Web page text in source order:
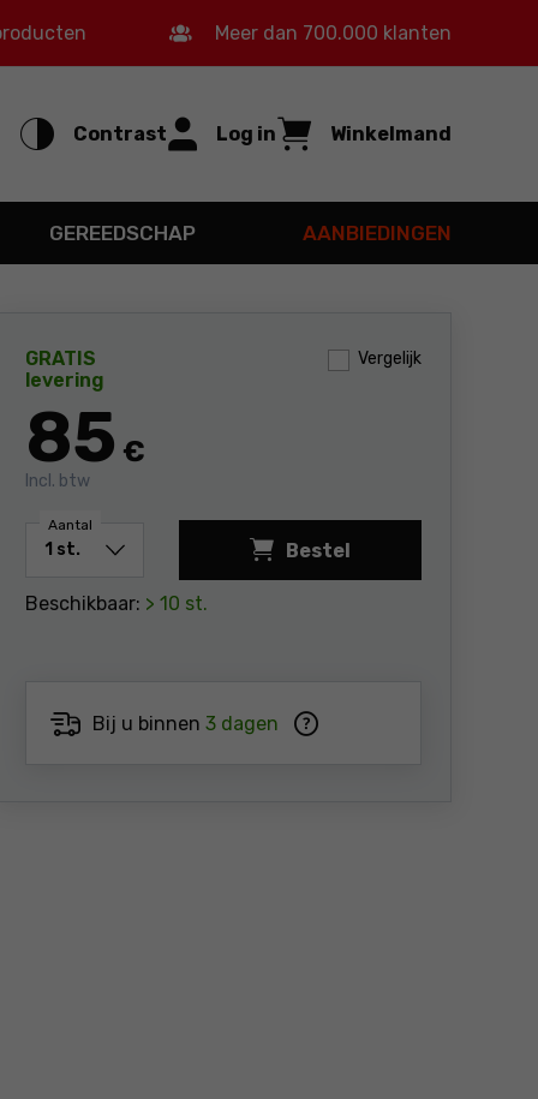
Meer dan 700.000 klanten
Contrast Log in Winkelmand
GEREEDSCHAP AANBIEDINGEN
GRATIS
levering
Vergelijk
85 €
Incl. btw
Aantal
Bestel
Beschikbaar: > 10 st.
Bij u binnen 3 dagen